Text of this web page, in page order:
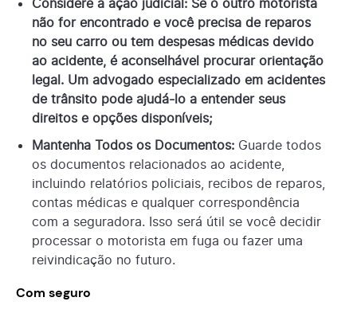
não for encontrado e você precisa de reparos
no seu carro ou tem despesas médicas devido
ao acidente, é aconselhável procurar orientação
legal. Um advogado especializado em acidentes
de trânsito pode ajudá-lo a entender seus
direitos e opções disponíveis;
Mantenha Todos os Documentos: Guarde todos
os documentos relacionados ao acidente,
incluindo relatórios policiais, recibos de reparos,
contas médicas e qualquer correspondência
com a seguradora. Isso será útil se você decidir
processar o motorista em fuga ou fazer uma
reivindicação no futuro.
Com seguro